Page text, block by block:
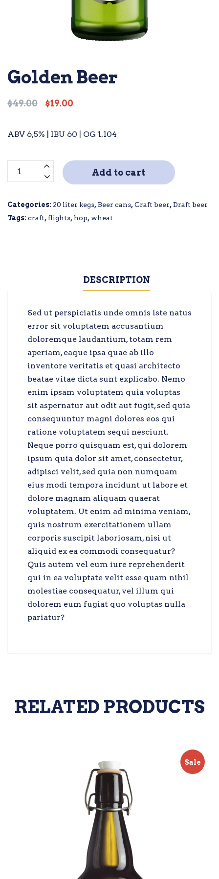
Golden Beer
$49.00
Original
was:
$19.00
is:
ABV 6,5% | IBU 60 | OG 1.104
Golden
Beer
Add to cart
Categories: 20 liter kegs,Beer cans,Craft beer,Draft beer
Tags: craft,flights, hop, wheat
DESCRIPTION
Sed ut perspiciatis unde omnis iste natus
error sit voluptatem accusantium
doloremque laudantium, totam rem
aperiam, eaque ipsa quae ab illo
inventore veritatis et quasi architecto
beatae vitae dicta sunt explicabo. Nemo
enim ipsam voluptatem quia voluptas
sit aspernatur aut odit aut fugit, sed quia
consequuntur magni dolores eos qui
ratione voluptatem sequi nesciunt.
Neque porro quisquam est, qui dolorem
ipsum quia dolor sit amet, consectetur,
adipisci velit, sed quia non numquam
eius modi tempora incidunt ut labore et
dolore magnam aliquam quaerat
voluptatem. Ut enim ad minima veniam,
quis nostrum exercitationem ullam
corporis suscipit laboriosam, nisi ut
aliquid ex ea commodi consequatur?
Quis autem vel eum iure reprehenderit
qui in ea voluptate velit esse quam nihil
molestiae consequatur, vel illum qui
dolorem eum fugiat quo voluptas nulla
pariatur?
RELATED PRODUCTS
Sale